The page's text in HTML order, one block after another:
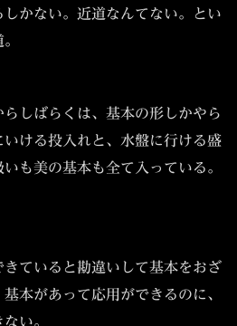
かない。近道なんてない。とい
しばらくは、基本の形しかやら
ける投入れと、水盤に行ける盛
も美の基本も全て入っている。
ていると勘違いして基本をおざ
本があって応用ができるのに、
い。